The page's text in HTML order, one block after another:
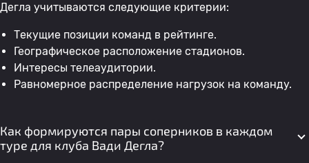
Дегла учитываются следующие критерии:
Текущие позиции команд в рейтинге.
Географическое расположение стадионов.
Интересы телеаудитории.
Равномерное распределение нагрузок на команду.
Как формируются пары соперников в каждом
туре для клуба Вади Дегла?